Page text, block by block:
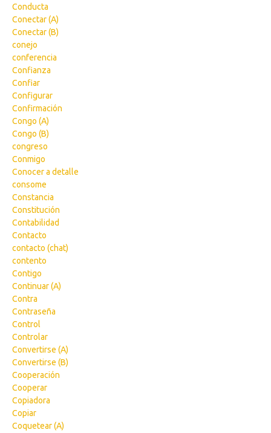
Conducta
Conectar (A)
Conectar (B)
conejo
conferencia
Confianza
Confiar
Configurar
Confirmación
Congo (A)
Congo (B)
congreso
Conmigo
Conocer a detalle
consome
Constancia
Constitución
Contabilidad
Contacto
contacto (chat)
contento
Contigo
Continuar (A)
Contra
Contraseña
Control
Controlar
Convertirse (A)
Convertirse (B)
Cooperación
Cooperar
Copiadora
Copiar
Coquetear (A)